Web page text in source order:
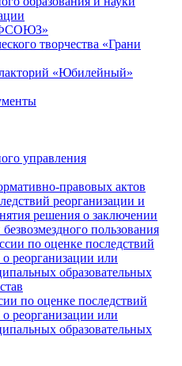
творчества «Грани
«Юбилейный»
управления
правовых актов
реорганизации и
решения о заключении
пользования
по оценке последствий
реорганизации или
образовательных
по оценке последствий
реорганизации или
образовательных